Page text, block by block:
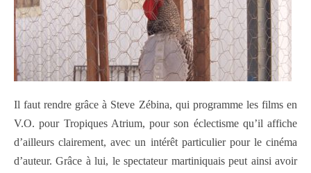
Il faut rendre grâce à Steve Zébina, qui programme les films en
V.O. pour Tropiques Atrium, pour son éclectisme qu’il affiche
d’ailleurs clairement, avec un intérêt particulier pour le cinéma
d’auteur. Grâce à lui, le spectateur martiniquais peut ainsi avoir